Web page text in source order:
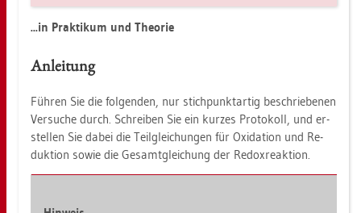
...​in Prak­ti­kum und Theo­rie
An­lei­tung
Füh­ren Sie die fol­gen­den, nur stich­punkt­ar­tig be­schrie­be­nen
Ver­su­che durch. Schrei­ben Sie ein kur­zes Pro­to­koll, und er­
stel­len Sie dabei die Teil­glei­chun­gen für Oxi­da­ti­on und Re­
duk­ti­on sowie die Ge­samt­glei­chung der Re­dox­re­ak­ti­on.